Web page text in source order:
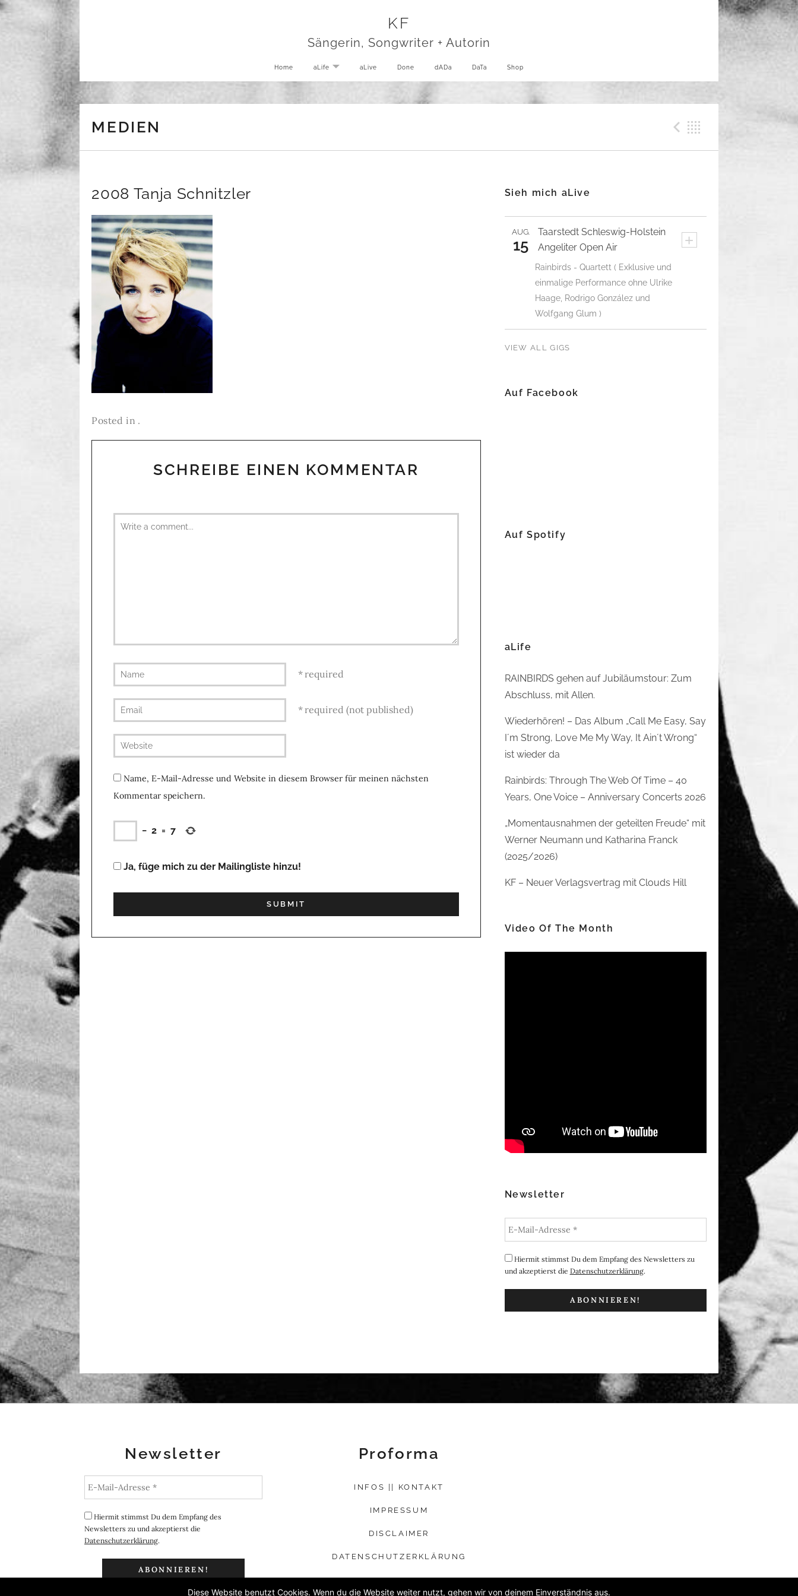
Skip to content
KF
Sängerin, Songwriter + Autorin
Home aLife EXPAND SUBMENU
aLive Done dADa DaTa Shop
MEDIEN Previous
2008 Tanja Schnitzler
Posted in .
SCHREIBE EINEN KOMMENTAR
required
required (not published)
Name, E-Mail-Adresse und Website in diesem Browser für meinen nächsten
Kommentar speichern.
− 2 = 7
Ja, füge mich zu der Mailingliste hinzu!
Sieh mich aLive
Taarstedt Schleswig-Holstein +
AUG.
15 Angeliter Open Air
Rainbirds - Quartett ( Exklusive und
einmalige Performance ohne Ulrike
Haage, Rodrigo González und
Wolfgang Glum )
VIEW ALL GIGS
Auf Facebook
Auf Spotify
aLife
RAINBIRDS gehen auf Jubiläumstour: Zum
Abschluss, mit Allen.
Wiederhören! – Das Album „Call Me Easy, Say
I´m Strong, Love Me My Way, It Ain´t Wrong“
ist wieder da
Rainbirds: Through The Web Of Time – 40
Years, One Voice – Anniversary Concerts 2026
„Momentausnahmen der geteilten Freude“ mit
Werner Neumann und Katharina Franck
(2025/2026)
KF – Neuer Verlagsvertrag mit Clouds Hill
Video Of The Month
Newsletter
Hiermit stimmst Du dem Empfang des Newsletters zu
und akzeptierst die Datenschutzerklärung.
Newsletter
Hiermit stimmst Du dem Empfang des
Newsletters zu und akzeptierst die
Datenschutzerklärung.
Proforma
INFOS || KONTAKT
IMPRESSUM
DISCLAIMER
DATENSCHUTZERKLÄRUNG
Diese Website benutzt Cookies. Wenn du die Website weiter nutzt, gehen wir von deinem Einverständnis aus.